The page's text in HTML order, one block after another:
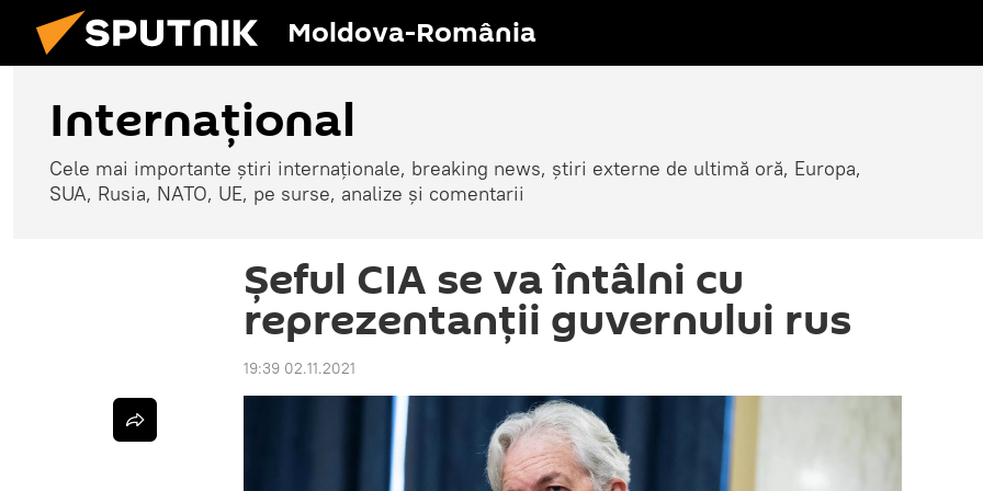
Moldova-România
Internaţional
Cele mai importante știri internaționale, breaking news, știri externe de ultimă oră, Europa,
SUA, Rusia, NATO, UE, pe surse, analize și comentarii
Șeful CIA se va întâlni cu
reprezentanții guvernului rus
19:39 02.11.2021